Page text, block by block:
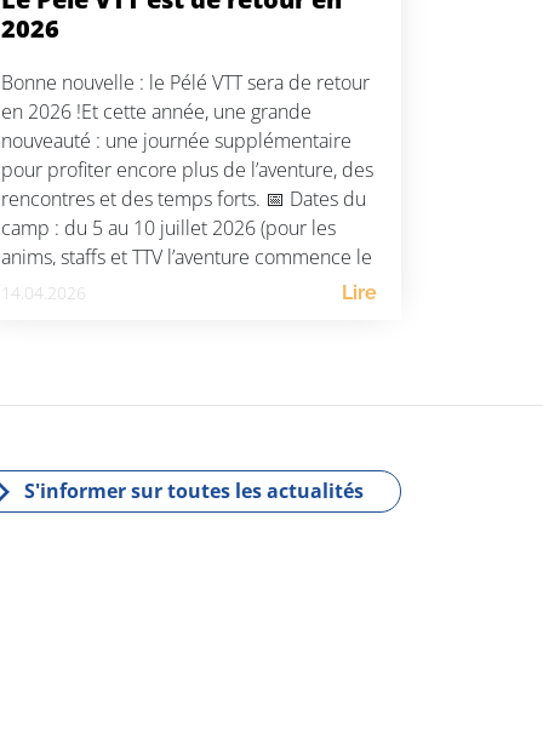
2026
Bonne nouvelle : le Pélé VTT sera de retour
en 2026 !Et cette année, une grande
nouveauté : une journée supplémentaire
pour profiter encore plus de l’aventure, des
rencontres et des temps forts. 📅 Dates du
camp : du 5 au 10 juillet 2026 (pour les
anims, staffs et TTV l’aventure commence le
3 juillet)📝 […]
14.04.2026 Lire
S'informer sur toutes les actualités